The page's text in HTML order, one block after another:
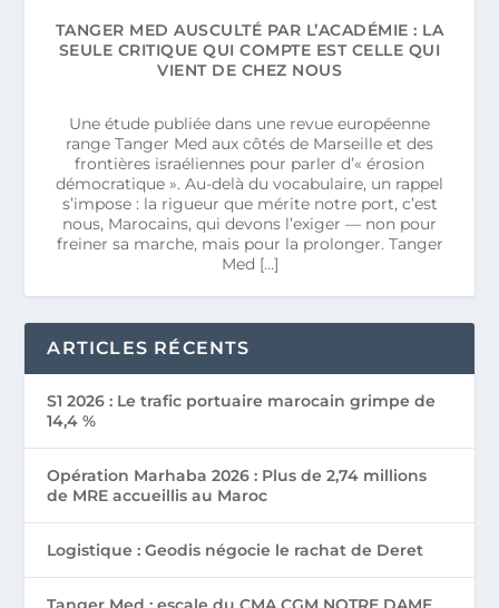
TANGER MED AUSCULTÉ PAR L’ACADÉMIE : LA
SEULE CRITIQUE QUI COMPTE EST CELLE QUI
VIENT DE CHEZ NOUS
Une étude publiée dans une revue européenne
range Tanger Med aux côtés de Marseille et des
frontières israéliennes pour parler d’« érosion
démocratique ». Au-delà du vocabulaire, un rappel
s’impose : la rigueur que mérite notre port, c’est
nous, Marocains, qui devons l’exiger — non pour
freiner sa marche, mais pour la prolonger. Tanger
Med […]
ARTICLES RÉCENTS
S1 2026 : Le trafic portuaire marocain grimpe de
14,4 %
Opération Marhaba 2026 : Plus de 2,74 millions
de MRE accueillis au Maroc
Logistique : Geodis négocie le rachat de Deret